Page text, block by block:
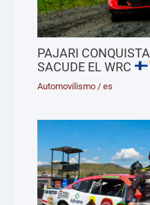
PAJARI
SACUDE EL WRC
Automovilismo /es